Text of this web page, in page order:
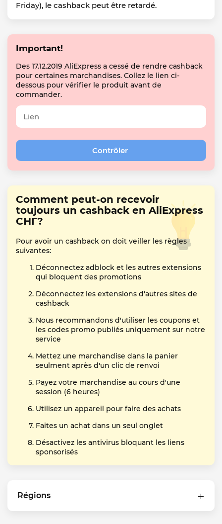
Friday), le cashback peut être retardé.
Important!
Des 17.12.2019 AliExpress a cessé de rendre cashback
pour certaines marchandises. Collez le lien ci-
dessous pour vérifier le produit avant de
commander.
Comment peut-on recevoir
toujours un cashback en AliExpress
СНГ?
Pour avoir un cashback on doit veiller les règles
suivantes:
Déconnectez adblock et les autres extensions
qui bloquent des promotions
Déconnectez les extensions d'autres sites de
cashback
Nous recommandons d'utiliser les coupons et
les codes promo publiés uniquement sur notre
service
Mettez une marchandise dans la panier
seulment après d'un clic de renvoi
Payez votre marchandise au cours d'une
session (6 heures)
Utilisez un appareil pour faire des achats
Faites un achat dans un seul onglet
Désactivez les antivirus bloquant les liens
sponsorisés
Régions